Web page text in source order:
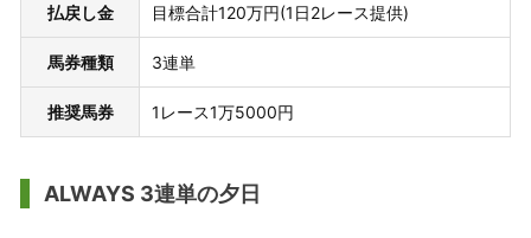
払戻し金 目標合計120万円(1日2レース提供)
馬券種類 3連単
推奨馬券 1レース1万5000円
ALWAYS 3連単の夕日